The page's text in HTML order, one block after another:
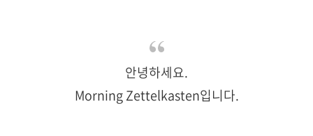
안녕하세요.
Morning Zettelkasten입니다.